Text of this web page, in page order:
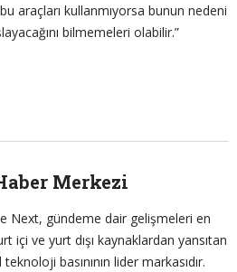
araçları kullanmıyorsa bunun nedeni
bilmemeleri olabilir.”
Merkezi
Next, gündeme dair gelişmeleri en
içi ve yurt dışı kaynaklardan yansıtan
basınının lider markasıdır.